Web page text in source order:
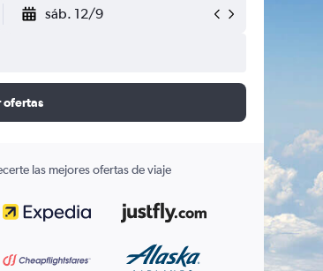
sáb. 12/9
ofertas
las mejores ofertas de viaje